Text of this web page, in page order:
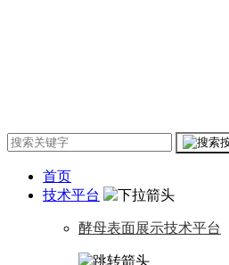
首页
技术平台
酵母表面展示技术平台